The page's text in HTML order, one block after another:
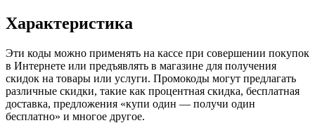
Характеристика
Эти коды можно применять на кассе при совершении покупок
в Интернете или предъявлять в магазине для получения
скидок на товары или услуги. Промокоды могут предлагать
различные скидки, такие как процентная скидка, бесплатная
доставка, предложения «купи один — получи один
бесплатно» и многое другое.